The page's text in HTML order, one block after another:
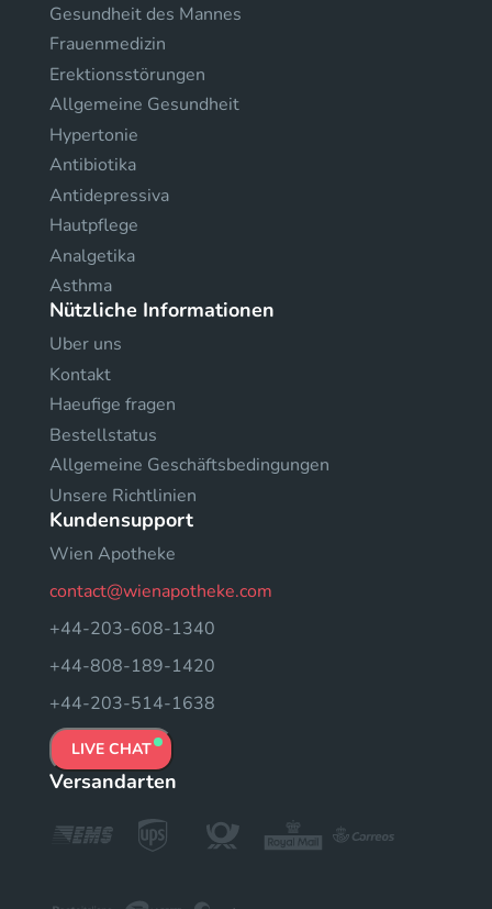
Gesundheit des Mannes
Frauenmedizin
Erektionsstörungen
Allgemeine Gesundheit
Hypertonie
Antibiotika
Antidepressiva
Hautpflege
Analgetika
Asthma
Nützliche Informationen
Uber uns
Kontakt
Haeufige fragen
Bestellstatus
Allgemeine Geschäftsbedingungen
Unsere Richtlinien
Kundensupport
Wien Apotheke
contact@wienapotheke.com
+44-203-608-1340
+44-808-189-1420
+44-203-514-1638
LIVE CHAT
Versandarten